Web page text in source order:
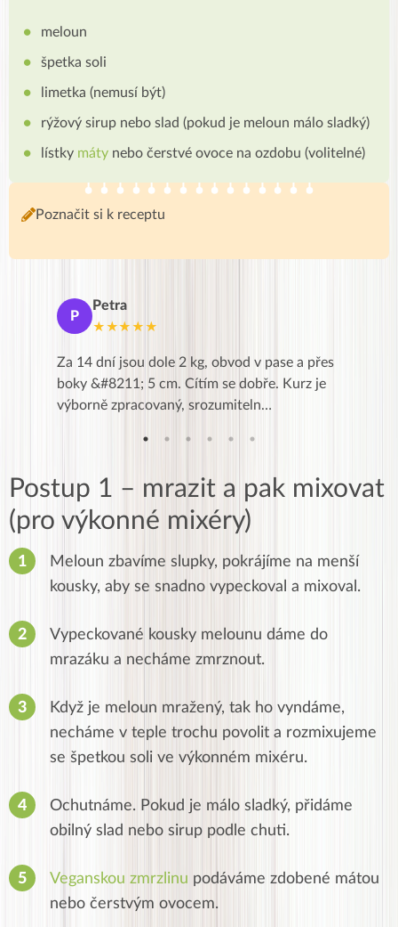
meloun
špetka soli
limetka (nemusí být)
rýžový sirup nebo slad (pokud je meloun málo sladký)
lístky máty nebo čerstvé ovoce na ozdobu (volitelné)
Poznačit si k receptu
P
Petra
★★★★★
Za 14 dní jsou dole 2 kg, obvod v pase a přes
boky &#8211; 5 cm. Cítím se dobře. Kurz je
výborně zpracovaný, srozumiteln…
Postup 1 – mrazit a pak mixovat
(pro výkonné mixéry)
Meloun zbavíme slupky, pokrájíme na menší
kousky, aby se snadno vypeckoval a mixoval.
Vypeckované kousky melounu dáme do
mrazáku a necháme zmrznout.
Když je meloun mražený, tak ho vyndáme,
necháme v teple trochu povolit a rozmixujeme
se špetkou soli ve výkonném mixéru.
Ochutnáme. Pokud je málo sladký, přidáme
obilný slad nebo sirup podle chuti.
Veganskou zmrzlinu podáváme zdobené mátou
nebo čerstvým ovocem.